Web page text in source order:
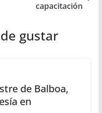
capacitación
gustar
de Balboa,
en